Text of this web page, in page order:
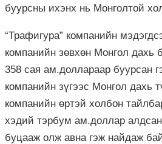
буурсны ихэнх нь Монголтой
“Трафигура” компанийн
компанийн зөвхөн Монгол дахь
358 сая ам.доллараар буурсан
компанийн зүгээс Монгол дахь
компанийн өртэй холбон
хэдий тэрбум ам.доллар
буцааж олж авна гэж найдаж